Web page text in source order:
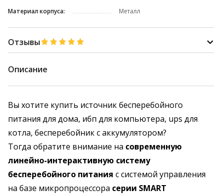
Материал корпуса:
Металл
Отзывы
Описание
Вы хотите купить источник бесперебойного
питания для дома, ибп для компьютера, ups для
котла, бесперебойник с аккумулятором?
Тогда обратите внимание на современную
линейно-интерактивную систему
бесперебойного питания с системой управления
на базе микропроцессора серии SMART